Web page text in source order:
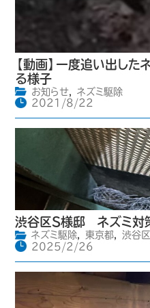
【動画】一度追い出し
る様子
お知らせ,
ネズミ駆除
2021/8/22
渋谷区S様邸 ネズミ対
ネズミ駆除, 東京都,
渋谷区
2025/2/26